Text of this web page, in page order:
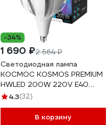
-34%
1 690 ₽2 564 ₽
Светодиодная лампа
КОСМОС KOSMOS PREMIUM
HWLED 200W 220V E40
4500K KHWLED200WE4045
4.3(32)
В корзину